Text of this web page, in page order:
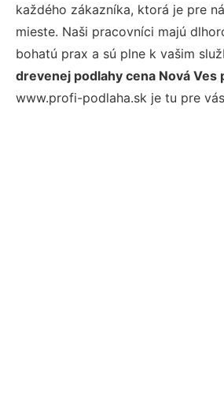
každého zákazníka, ktorá je pre
mieste. Naši pracovníci majú
bohatú prax a sú plne k vašim
drevenej podlahy cena Nová Ves
www.profi-podlaha.sk je tu pre